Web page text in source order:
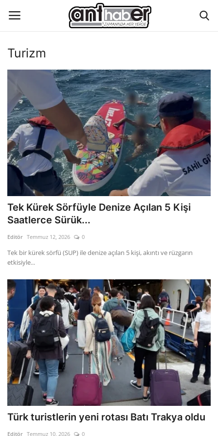
Eğitim
Aktüel Magazin
Hakkımızda
İletişim
Asayiş
Çevre
Gizlilik Politikası
Reklam ve İşbirliği
Bodrum Trafik Yoğunluk Haritası
Turizm
Siyaset
Bodrum Nöbetçi Eczaneler
Köşe Yazarları
Spor
Turizm
Tek Kürek Sörfüyle Denize Açılan 5 Kişi
Saatlerce Sürük...
Editör Temmuz 12, 2026 0
Tek bir kürek sörfü (SUP) ile denize açılan 5 kişi, akıntı ve rüzgarın
etkisiyle...
Türk turistlerin yeni rotası Batı Trakya oldu
Editör Temmuz 10, 2026 0